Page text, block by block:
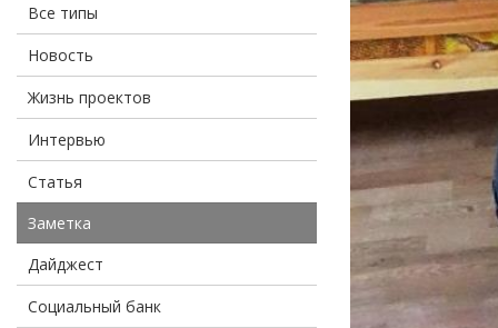
Все типы
Новость
Жизнь проектов
Интервью
Статья
Заметка
Дайджест
Социальный банк